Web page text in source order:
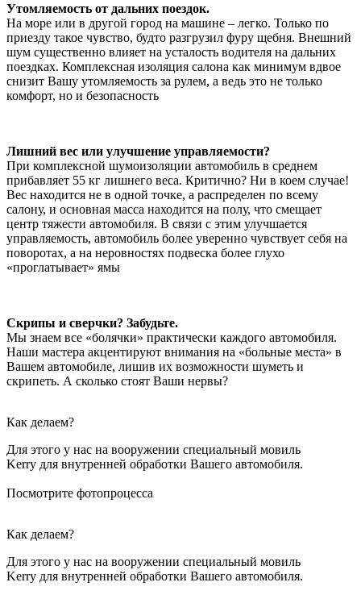
Утомляемость от дальних поездок.
На море или в другой город на машине – легко. Только по
приезду такое чувство, будто разгрузил фуру щебня. Внешний
шум существенно влияет на усталость водителя на дальних
поездках. Комплексная изоляция салона как минимум вдвое
снизит Вашу утомляемость за рулем, а ведь это не только
комфорт, но и безопасность
Лишний вес или улучшение управляемости?
При комплексной шумоизоляции автомобиль в среднем
прибавляет 55 кг лишнего веса. Критично? Ни в коем случае!
Вес находится не в одной точке, а распределен по всему
салону, и основная масса находится на полу, что смещает
центр тяжести автомобиля. В связи с этим улучшается
управляемость, автомобиль более уверенно чувствует себя на
поворотах, а на неровностях подвеска более глухо
«проглатывает» ямы
Скрипы и сверчки? Забудьте.
Мы знаем все «болячки» практически каждого автомобиля.
Наши мастера акцентируют внимания на «больные места» в
Вашем автомобиле, лишив их возможности шуметь и
скрипеть. А сколько стоят Ваши нервы?
Как делаем?
Для этого у нас на вооружении специальный мовиль
Kerry для внутренней обработки Вашего автомобиля.
Посмотрите фотопроцесса
Как делаем?
Для этого у нас на вооружении специальный мовиль
Kerry для внутренней обработки Вашего автомобиля.